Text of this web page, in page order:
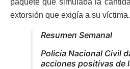
extorsión que exigía a su víctima.
Resumen Semanal
Policía Nacional Civil
acciones positivas de